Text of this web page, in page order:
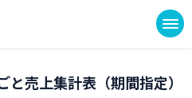
と売上集計表（期間指定）